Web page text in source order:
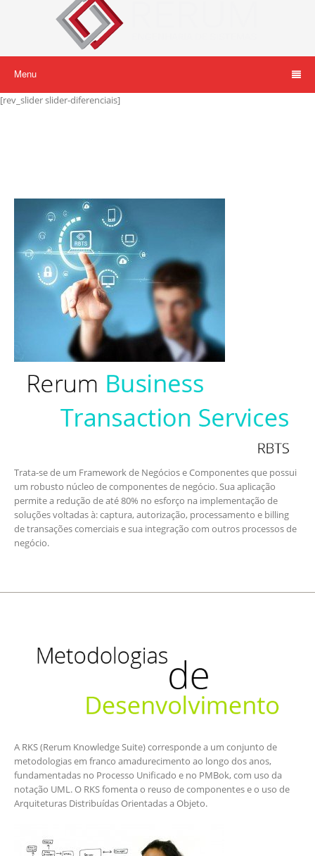
Menu
[rev_slider slider-diferenciais]
Trata-se de um Framework de Negócios e Componentes que possui
um robusto núcleo de componentes de negócio. Sua aplicação
permite a redução de até 80% no esforço na implementação de
soluções voltadas à: captura, autorização, processamento e billing
de transações comerciais e sua integração com outros processos de
negócio.
A RKS (Rerum Knowledge Suite) corresponde a um conjunto de
metodologias em franco amadurecimento ao longo dos anos,
fundamentadas no Processo Unificado e no PMBok, com uso da
notação UML. O RKS fomenta o reuso de componentes e o uso de
Arquiteturas Distribuídas Orientadas a Objeto.